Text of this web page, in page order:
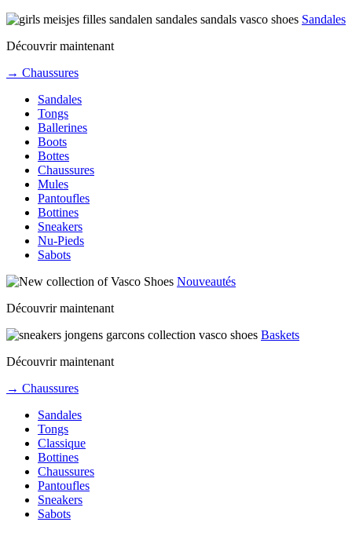
Sandales
Découvrir maintenant
→ Chaussures
Sandales
Tongs
Ballerines
Boots
Bottes
Chaussures
Mules
Pantoufles
Bottines
Sneakers
Nu-Pieds
Sabots
Nouveautés
Découvrir maintenant
Baskets
Découvrir maintenant
→ Chaussures
Sandales
Tongs
Classique
Bottines
Chaussures
Pantoufles
Sneakers
Sabots